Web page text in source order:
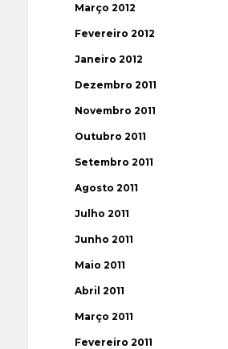
Março 2012
Fevereiro 2012
Janeiro 2012
Dezembro 2011
Novembro 2011
Outubro 2011
Setembro 2011
Agosto 2011
Julho 2011
Junho 2011
Maio 2011
Abril 2011
Março 2011
Fevereiro 2011